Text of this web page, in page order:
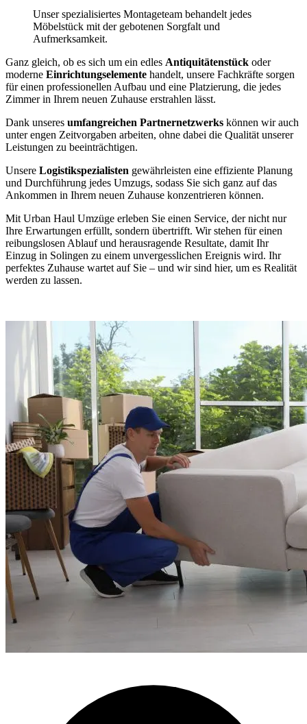
Unser spezialisiertes Montageteam behandelt jedes
Möbelstück mit der gebotenen Sorgfalt und
Aufmerksamkeit.
Ganz gleich, ob es sich um ein edles Antiquitätenstück oder
moderne Einrichtungselemente handelt, unsere Fachkräfte sorgen
für einen professionellen Aufbau und eine Platzierung, die jedes
Zimmer in Ihrem neuen Zuhause erstrahlen lässt.
Dank unseres umfangreichen Partnernetzwerks können wir auch
unter engen Zeitvorgaben arbeiten, ohne dabei die Qualität unserer
Leistungen zu beeinträchtigen.
Unsere Logistikspezialisten gewährleisten eine effiziente Planung
und Durchführung jedes Umzugs, sodass Sie sich ganz auf das
Ankommen in Ihrem neuen Zuhause konzentrieren können.
Mit Urban Haul Umzüge erleben Sie einen Service, der nicht nur
Ihre Erwartungen erfüllt, sondern übertrifft. Wir stehen für einen
reibungslosen Ablauf und herausragende Resultate, damit Ihr
Einzug in Solingen zu einem unvergesslichen Ereignis wird. Ihr
perfektes Zuhause wartet auf Sie – und wir sind hier, um es Realität
werden zu lassen.